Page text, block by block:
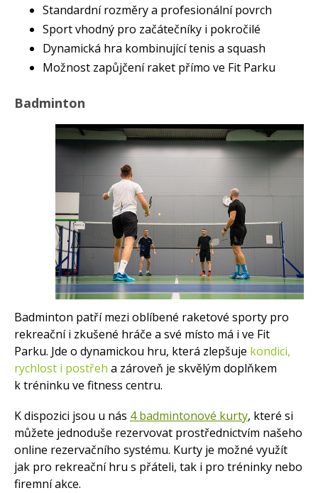
Standardní rozměry a profesionální povrch
Sport vhodný pro začátečníky i pokročilé
Dynamická hra kombinující tenis a squash
Možnost zapůjčení raket přímo ve Fit Parku
Badminton
Badminton patří mezi oblíbené raketové sporty pro
rekreační i zkušené hráče a své místo má i ve Fit
Parku. Jde o dynamickou hru, která zlepšuje kondici,
rychlost i postřeh a zároveň je skvělým doplňkem
k tréninku ve fitness centru.
K dispozici jsou u nás 4 badmintonové kurty, které si
můžete jednoduše rezervovat prostřednictvím našeho
online rezervačního systému. Kurty je možné využít
jak pro rekreační hru s přáteli, tak i pro tréninky nebo
firemní akce.